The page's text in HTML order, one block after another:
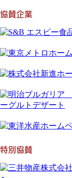
協賛企業
特別協賛